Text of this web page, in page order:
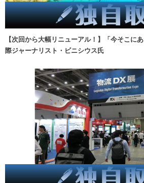
【次回から大幅リニューアル！】「今そこ
際ジャーナリスト・ビニシウス氏